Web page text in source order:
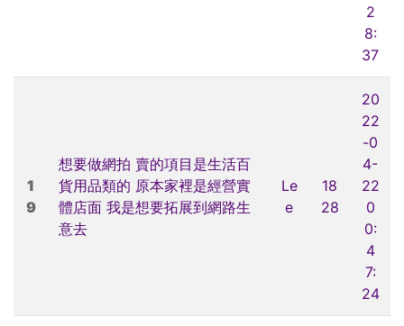
2
8:
37
1
9
想要做網拍 賣的項目是生活百
貨用品類的 原本家裡是經營實
體店面 我是想要拓展到網路生
意去
Le
e
18
28
20
22
-0
4-
22
0
0:
4
7:
24